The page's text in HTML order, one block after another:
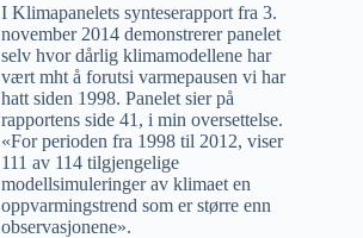
I Klimapanelets synteserapport fra 3.
november 2014 demonstrerer panelet
selv hvor dårlig klimamodellene har
vært mht å forutsi varmepausen vi har
hatt siden 1998. Panelet sier på
rapportens side 41, i min oversettelse.
«For perioden fra 1998 til 2012, viser
111 av 114 tilgjengelige
modellsimuleringer av klimaet en
oppvarmingstrend som er større enn
observasjonene».